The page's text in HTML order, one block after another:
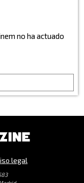
no ha actuado
legal